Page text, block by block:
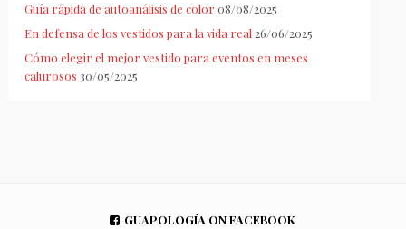
Guía rápida de autoanálisis de color 08/08/2025
En defensa de los vestidos para la vida real 26/06/2025
Cómo elegir el mejor vestido para eventos en meses
calurosos 30/05/2025
GUAPOLOGÍA ON FACEBOOK